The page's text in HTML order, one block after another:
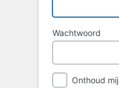
Wachtwoord
Onthoud mij